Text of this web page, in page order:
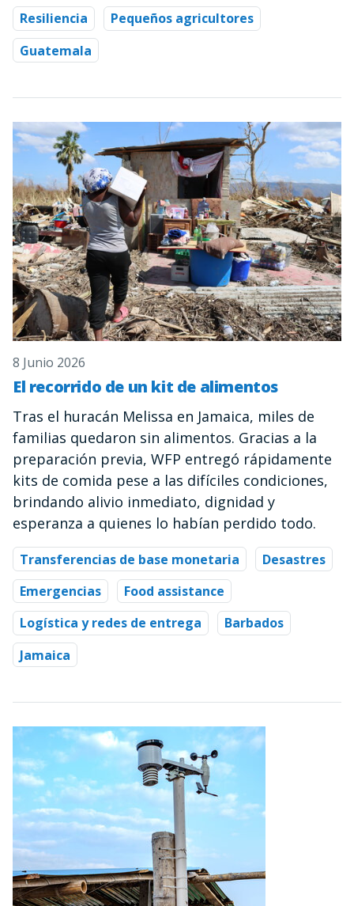
Resiliencia
Pequeños agricultores
Guatemala
8 Junio 2026
El recorrido de un kit de alimentos
Tras el huracán Melissa en Jamaica, miles de
familias quedaron sin alimentos. Gracias a la
preparación previa, WFP entregó rápidamente
kits de comida pese a las difíciles condiciones,
brindando alivio inmediato, dignidad y
esperanza a quienes lo habían perdido todo.
Transferencias de base monetaria
Desastres
Emergencias
Food assistance
Logística y redes de entrega
Barbados
Jamaica